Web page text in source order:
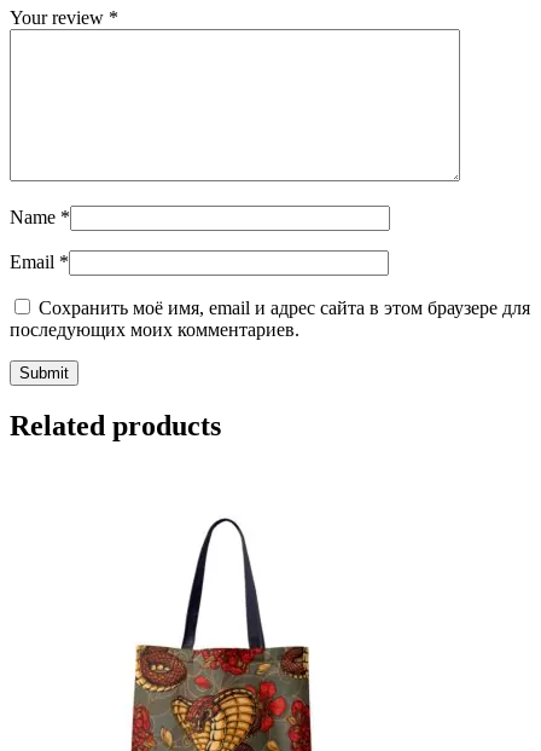
Your review *
Name *
Email *
Сохранить моё имя, email и адрес сайта в этом браузере для
последующих моих комментариев.
Related products